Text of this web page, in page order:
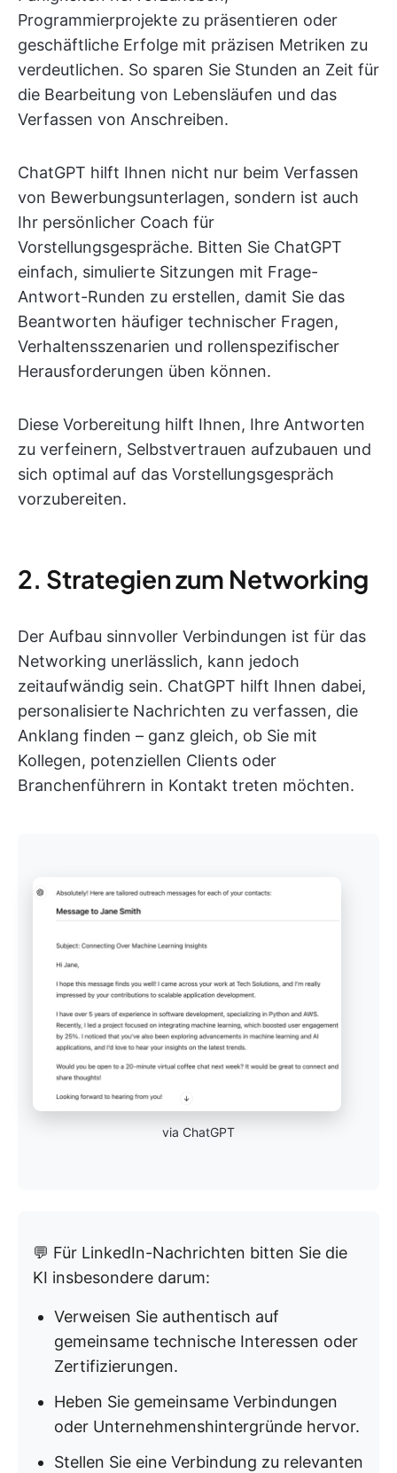
Programmierprojekte zu präsentieren oder
geschäftliche Erfolge mit präzisen Metriken zu
verdeutlichen. So sparen Sie Stunden an Zeit für
die Bearbeitung von Lebensläufen und das
Verfassen von Anschreiben.
ChatGPT hilft Ihnen nicht nur beim Verfassen
von Bewerbungsunterlagen, sondern ist auch
Ihr persönlicher Coach für
Vorstellungsgespräche. Bitten Sie ChatGPT
einfach, simulierte Sitzungen mit Frage-
Antwort-Runden zu erstellen, damit Sie das
Beantworten häufiger technischer Fragen,
Verhaltensszenarien und rollenspezifischer
Herausforderungen üben können.
Diese Vorbereitung hilft Ihnen, Ihre Antworten
zu verfeinern, Selbstvertrauen aufzubauen und
sich optimal auf das Vorstellungsgespräch
vorzubereiten.
2. Strategien zum Networking
Der Aufbau sinnvoller Verbindungen ist für das
Networking unerlässlich, kann jedoch
zeitaufwändig sein. ChatGPT hilft Ihnen dabei,
personalisierte Nachrichten zu verfassen, die
Anklang finden – ganz gleich, ob Sie mit
Kollegen, potenziellen Clients oder
Branchenführern in Kontakt treten möchten.
via ChatGPT
💬 Für LinkedIn-Nachrichten bitten Sie die
KI insbesondere darum:
Verweisen Sie authentisch auf
gemeinsame technische Interessen oder
Zertifizierungen.
Heben Sie gemeinsame Verbindungen
oder Unternehmenshintergründe hervor.
Stellen Sie eine Verbindung zu relevanten